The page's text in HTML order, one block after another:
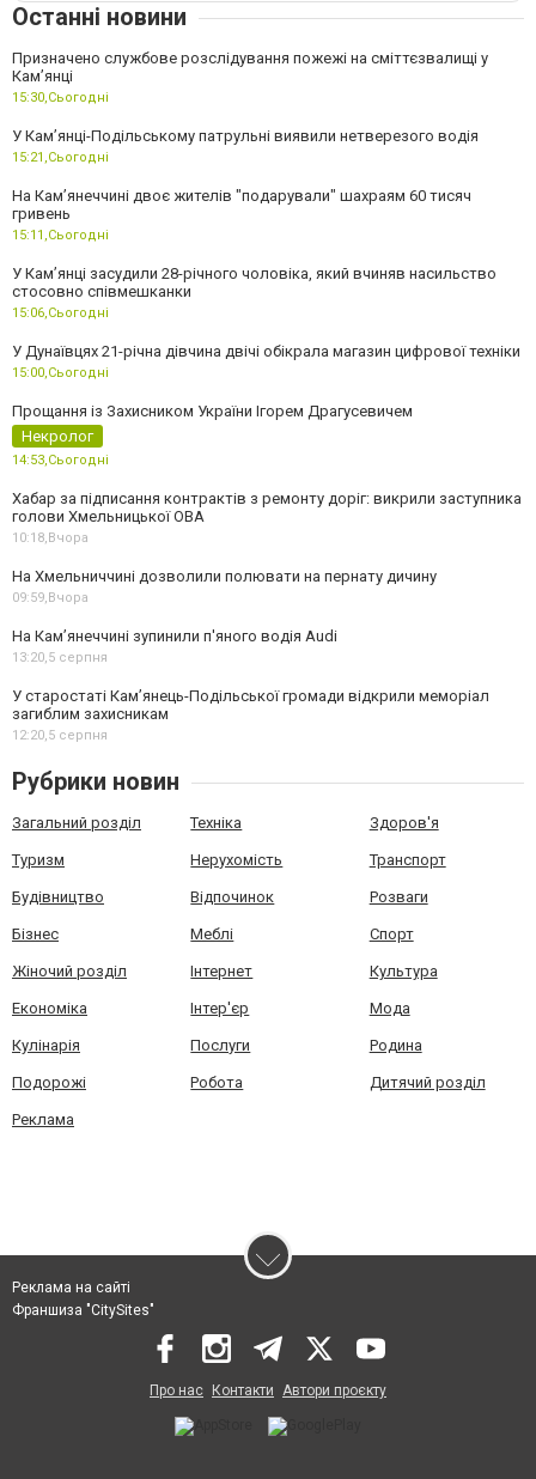
Останні новини
Призначено службове розслідування пожежі на сміттєзвалищі у
Кам’янці
15:30,Сьогодні
У Кам’янці-Подільському патрульні виявили нетверезого водія
15:21,Сьогодні
На Камʼянеччині двоє жителів "подарували" шахраям 60 тисяч
гривень
15:11,Сьогодні
У Камʼянці засудили 28-річного чоловіка, який вчиняв насильство
стосовно співмешканки
15:06,Сьогодні
У Дунаївцях 21-річна дівчина двічі обікрала магазин цифрової техніки
15:00,Сьогодні
Прощання із Захисником України Ігорем Драгусевичем
Некролог
14:53,Сьогодні
Хабар за підписання контрактів з ремонту доріг: викрили заступника
голови Хмельницької ОВА
10:18,Вчора
На Хмельниччині дозволили полювати на пернату дичину
09:59,Вчора
На Камʼянеччині зупинили п'яного водія Audi
13:20,5 серпня
У старостаті Кам’янець-Подільської громади відкрили меморіал
загиблим захисникам
12:20,5 серпня
Рубрики новин
Загальний розділ Техніка Здоров'я
Туризм Нерухомість Транспорт
Будівництво Відпочинок Розваги
Бізнес Меблі Спорт
Жіночий розділ Інтернет Культура
Економіка Інтер'єр Мода
Кулінарія Послуги Родина
Подорожі Робота Дитячий розділ
Реклама
Реклама на сайті
Франшиза "CitySites"
Про нас Контакти Автори проєкту